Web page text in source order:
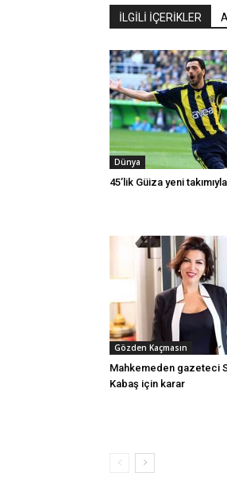
İLGİLİ İÇERİKLER
Dünya
45’lik Güiza yeni
Gözden Kaçmasın
Mahkemeden gazeteci
Kabaş için karar